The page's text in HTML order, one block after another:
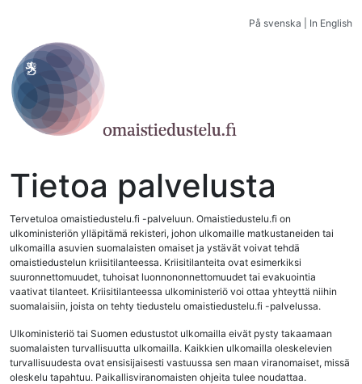
På svenska In English
Tietoa palvelusta
Tervetuloa omaistiedustelu.fi -palveluun. Omaistiedustelu.fi on
ulkoministeriön ylläpitämä rekisteri, johon ulkomaille matkustaneiden tai
ulkomailla asuvien suomalaisten omaiset ja ystävät voivat tehdä
omaistiedustelun kriisitilanteessa. Kriisitilanteita ovat esimerkiksi
suuronnettomuudet, tuhoisat luonnononnettomuudet tai evakuointia
vaativat tilanteet. Kriisitilanteessa ulkoministeriö voi ottaa yhteyttä niihin
suomalaisiin, joista on tehty tiedustelu omaistiedustelu.fi -palvelussa.
Ulkoministeriö tai Suomen edustustot ulkomailla eivät pysty takaamaan
suomalaisten turvallisuutta ulkomailla. Kaikkien ulkomailla oleskelevien
turvallisuudesta ovat ensisijaisesti vastuussa sen maan viranomaiset, missä
oleskelu tapahtuu. Paikallisviranomaisten ohjeita tulee noudattaa.